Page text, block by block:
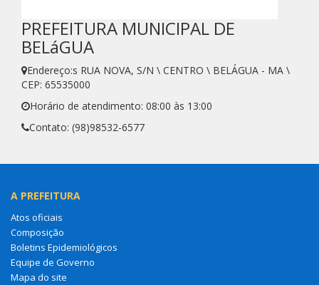
PREFEITURA MUNICIPAL DE
BELáGUA
Endereço:s RUA NOVA, S/N \ CENTRO \ BELÁGUA - MA \
CEP: 65535000
Horário de atendimento: 08:00 às 13:00
Contato: (98)98532-6577
A PREFEITURA
Atos oficiais
Composição
Boletins Epidemiológicos
Equipe de Governo
Mapa do site